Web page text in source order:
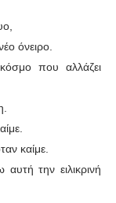
όνειρο.
που αλλάζει
καίμε.
την ειλικρινή